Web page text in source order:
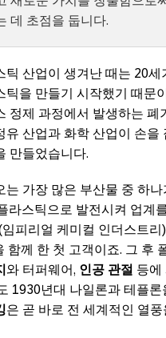
데 초점을 둡니다.
틱 산업이 생겨난 때는 20세
틱을 만들기 시작했기 때문
정제 과정에서 발생하는 폐
유 산업과 화학 산업이 손을
만들었습니다.
는 가장 많은 부산물 중 하나
라스틱으로 발전시켜 업계
피리얼 케미컬 인더스트리
함께 한 첫 고객이죠. 그 후
와 터퍼웨어, 인공 관절 등에
1930년대 나일론과 테플론
은 곧 바로 전 세계적인 열풍